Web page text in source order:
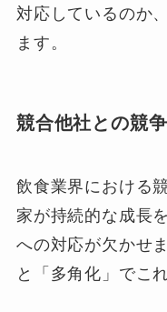
対応しているのか
ます。
競合他社との競
飲食業界における
家が持続的な成長
への対応が欠かせ
と「多角化」でこ